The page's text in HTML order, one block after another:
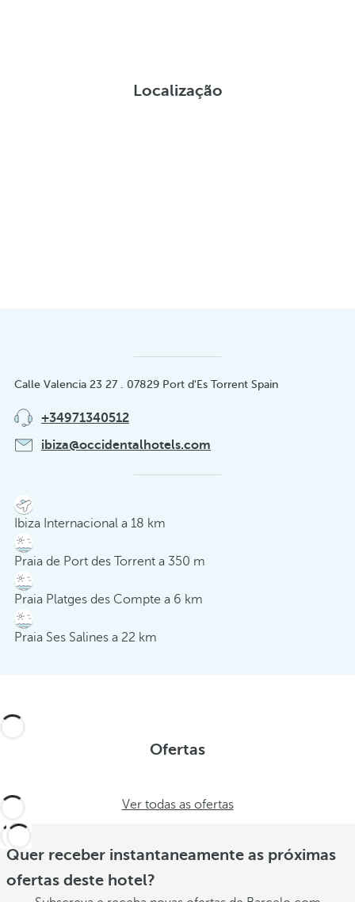
Localização
Calle Valencia 23 27 . 07829 Port d'Es Torrent Spain
+34971340512
ibiza@occidentalhotels.com
Ibiza Internacional a 18 km
Praia de Port des Torrent a 350 m
Praia Platges des Compte a 6 km
Praia Ses Salines a 22 km
Ofertas
Ver todas as ofertas
Quer receber instantaneamente as próximas
ofertas deste hotel?